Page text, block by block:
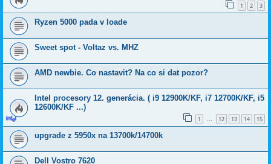
1 2 3
Ryzen 5000 pada v loade
Sweet spot - Voltaz vs. MHZ
AMD newbie. Co nastavit? Na co si dat pozor?
Intel procesory 12. generácia. ( i9 12900K/KF, i7 12700K/KF, i5
12600K/KF ...)
1 … 12 13 14 15
upgrade z 5950x na 13700k/14700k
Dell Vostro 7620